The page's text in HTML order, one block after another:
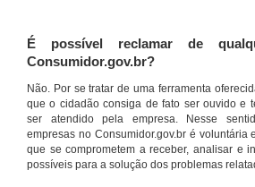
É possível reclamar de
Consumidor.gov.br?
Não. Por se tratar de uma ferramenta
que o cidadão consiga de fato ser ouvido e
ser atendido pela empresa. Nesse
empresas no Consumidor.gov.br é voluntária
que se comprometem a receber, analisar e
possíveis para a solução dos problemas